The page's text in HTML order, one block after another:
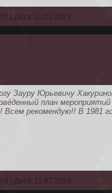
| Дата: 11.07.2023
Зауру Юрьевичу
план
Всем рекомендую!! В 1981
| Дата: 11.07.2023